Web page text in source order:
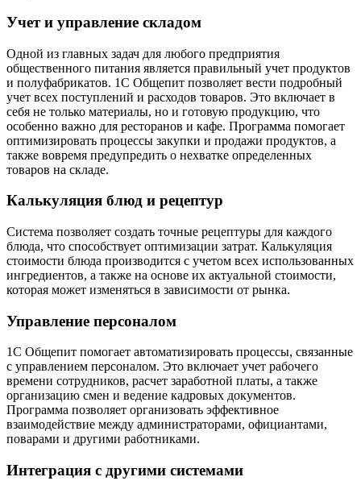
Учет и управление складом
Одной из главных задач для любого предприятия
общественного питания является правильный учет продуктов
и полуфабрикатов. 1С Общепит позволяет вести подробный
учет всех поступлений и расходов товаров. Это включает в
себя не только материалы, но и готовую продукцию, что
особенно важно для ресторанов и кафе. Программа помогает
оптимизировать процессы закупки и продажи продуктов, а
также вовремя предупредить о нехватке определенных
товаров на складе.
Калькуляция блюд и рецептур
Система позволяет создать точные рецептуры для каждого
блюда, что способствует оптимизации затрат. Калькуляция
стоимости блюда производится с учетом всех использованных
ингредиентов, а также на основе их актуальной стоимости,
которая может изменяться в зависимости от рынка.
Управление персоналом
1С Общепит помогает автоматизировать процессы, связанные
с управлением персоналом. Это включает учет рабочего
времени сотрудников, расчет заработной платы, а также
организацию смен и ведение кадровых документов.
Программа позволяет организовать эффективное
взаимодействие между администраторами, официантами,
поварами и другими работниками.
Интеграция с другими системами